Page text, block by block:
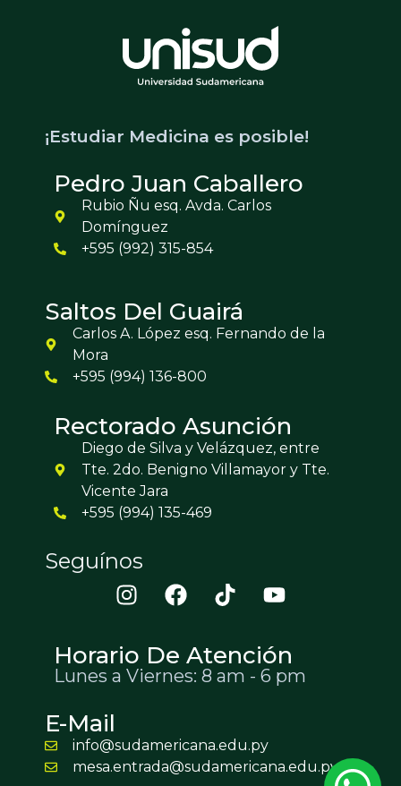
¡Estudiar Medicina es posible!
Pedro Juan Caballero
Rubio Ñu esq. Avda. Carlos
Domínguez
+595 (992) 315-854
Saltos Del Guairá
Carlos A. López esq. Fernando de la
Mora
+595 (994) 136-800
Rectorado Asunción
Diego de Silva y Velázquez, entre
Tte. 2do. Benigno Villamayor y Tte.
Vicente Jara
+595 (994) 135-469
Seguínos
Horario De Atención
Lunes a Viernes: 8 am - 6 pm
E-Mail
info@sudamericana.edu.py
mesa.entrada@sudamericana.edu.py